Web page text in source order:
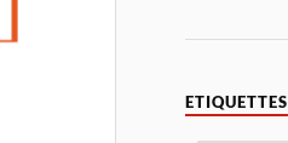
ETIQUETTES